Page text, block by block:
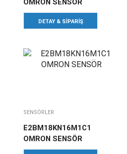
OMRON SENSÖR
DETAY & SIPARIŞ
SENSÖRLER
E2BM18KN16M1C1
OMRON SENSÖR